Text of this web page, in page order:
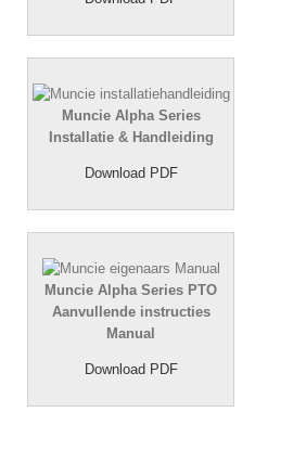
Muncie Alpha Series
Installatie & Handleiding
Download PDF
Muncie Alpha Series PTO
Aanvullende instructies
Manual
Download PDF